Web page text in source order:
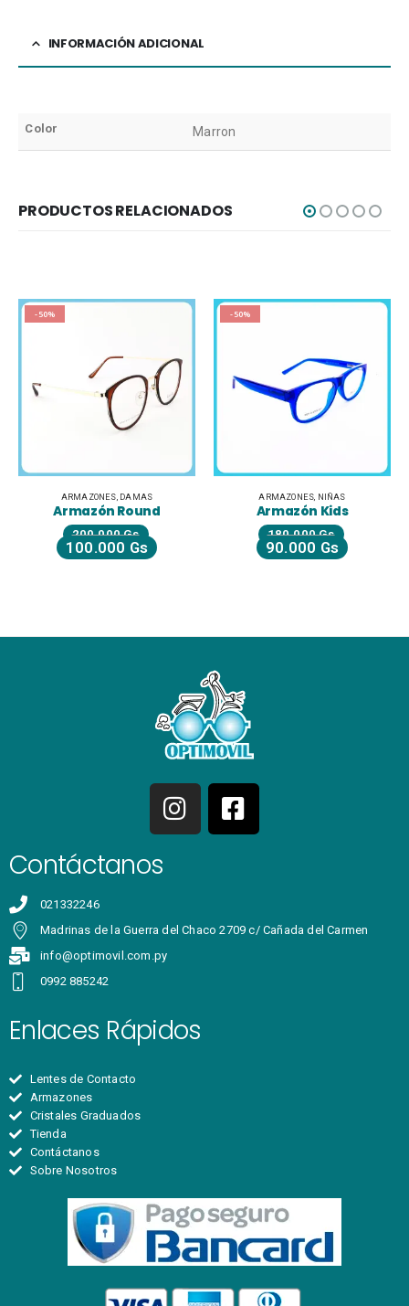
INFORMACIÓN ADICIONAL
Color Marron
PRODUCTOS RELACIONADOS
-50%
ARMAZONES DAMAS
Armazón Round
200.000Gs
100.000 Gs
-50%
ARMAZONES NIÑAS
Armazón Kids
180.000Gs
90.000 Gs
Contáctanos
021332246
Madrinas de la Guerra del Chaco 2709 c/ Cañada del Carmen
info@optimovil.com.py
0992 885242
Enlaces Rápidos
Lentes de Contacto
Armazones
Cristales Graduados
Tienda
Contáctanos
Sobre Nosotros